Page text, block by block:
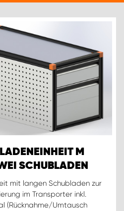
M
SCHUBLADEN
mit langen Schubladen zur
im Transporter inkl.
(Rücknahme/Umtausch